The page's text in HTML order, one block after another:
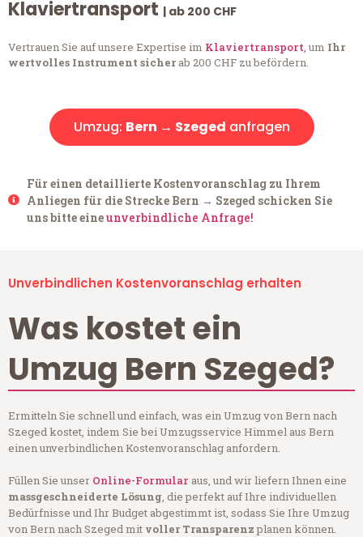
Klaviertransport | ab 200 CHF
Vertrauen Sie auf unsere Expertise im Klaviertransport, um Ihr
wertvolles Instrument sicherab 200 CHF zu befördern.
Umzug: Bern → Szeged anfragen
Für einen detaillierte Kostenvoranschlag zu Ihrem
Anliegen für die Strecke Bern → Szeged schicken Sie
uns bitte eineunverbindliche Anfrage!
Unverbindlichen Kostenvoranschlag erhalten
Was kostet ein
Umzug Bern Szeged?
Ermitteln Sie schnell und einfach, was ein Umzug von Bern nach
Szeged kostet, indem Sie bei Umzugsservice Himmel aus Bern
einen unverbindlichen Kostenvoranschlag anfordern.
Füllen Sie unser Online-Formular aus, und wir liefern Ihnen eine
massgeschneiderte Lösung, die perfekt auf Ihre individuellen
Bedürfnisse und Ihr Budget abgestimmt ist, sodass Sie Ihre Umzug
von Bern nach Szeged mit voller Transparenzplanen können.